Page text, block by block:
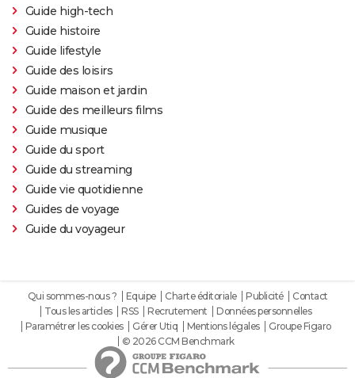
Guide high-tech
Guide histoire
Guide lifestyle
Guide des loisirs
Guide maison et jardin
Guide des meilleurs films
Guide musique
Guide du sport
Guide du streaming
Guide vie quotidienne
Guides de voyage
Guide du voyageur
Qui sommes-nous ? Equipe Charte éditoriale Publicité
Contact
Tous les articles
RSS Recrutement
Données personnelles
Paramétrer les cookies
Gérer Utiq Mentions légales
Groupe Figaro
© 2026 CCM Benchmark